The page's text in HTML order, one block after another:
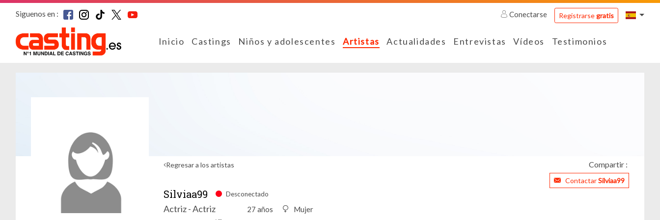
Siguenos en : Conectarse Registrarsegratis
Inicio Castings Niños y adolescentes Artistas Actualidades Entrevistas Vídeos Testimonios
Regresar a los artistas Compartir :
ContactarSilviaa99
Silviaa99 Desconectado
Actriz - Actriz 27 años Mujer